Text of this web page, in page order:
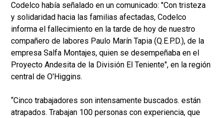
Codelco había señalado en un comunicado: "Con tristeza
y solidaridad hacia las familias afectadas, Codelco
informa el fallecimiento en la tarde de hoy de nuestro
compañero de labores Paulo Marín Tapia (Q.E.P.D.), de la
empresa Salfa Montajes, quien se desempeñaba en el
Proyecto Andesita de la División El Teniente", en la región
central de O'Higgins.
“Cinco trabajadores son intensamente buscados. están
atrapados. Trabajan 100 personas con experiencia, que